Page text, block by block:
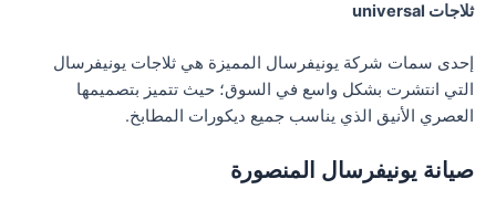
ثلاجات universal
إحدى سمات شركة يونيفرسال المميزة هي ثلاجات يونيفرسال
التي انتشرت بشكل واسع في السوق؛ حيث تتميز بتصميمها
العصري الأنيق الذي يناسب جميع ديكورات المطابخ.
صيانة يونيفرسال المنصورة